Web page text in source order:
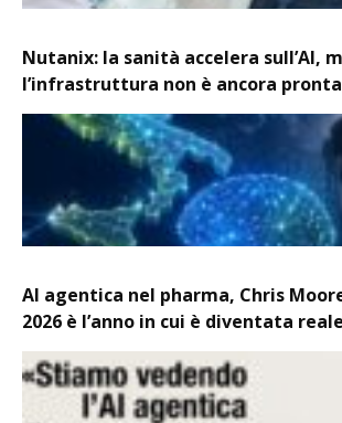
Nutanix: la sanità accelera sull’AI,
l’infrastruttura non è ancora pronta
AI agentica nel pharma, Chris
2026 è l’anno in cui è diventata